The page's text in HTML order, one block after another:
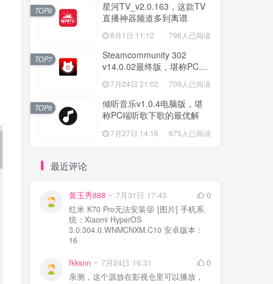
星河TV_v2.0.163，这款TV
直播神器频道多到离谱
8月1日 11:12 798人已阅读
TOP6
Steamcommunity 302
v14.0.02最终版，堪称PC玩
家必备的网络工具箱
7月24日 21:02 709人已阅读
TOP7
倾听音乐v1.0.4电脑版，堪
称PC端听歌下歌的最优解
7月27日 14:16 675人已阅读
TOP8
最近评论
黄玉秀888 7月31日 17:43
0
红米 K70 Pro无法安装😝 [图片] 手机系
统：Xiaomi HyperOS
3.0.304.0.WNMCNXM.C10 安卓版本：
16
fkksnn 7月24日 16:31
0
亲测，这个源放在影视仓里可以播放，